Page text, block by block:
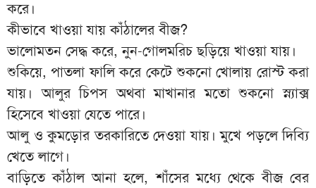
করে।
কীভাবে খাওয়া যায় কাঁঠালের বীজ?
ভালোমতন সেদ্ধ করে, নুন-গোলমরিচ ছড়িয়ে খাওয়া যায়।
শুকিয়ে, পাতলা ফালি করে কেটে শুকনো খোলায় রোস্ট করা
যায়। আলুর চিপস অথবা মাখানার মতো শুকনো স্ন্যাক্স
হিসেবে খাওয়া যেতে পারে।
আলু ও কুমড়োর তরকারিতে দেওয়া যায়। মুখে পড়লে দিব্যি
খেতে লাগে।
বাড়িতে কাঁঠাল আনা হলে, শাঁসের মধ্যে থেকে বীজ বের